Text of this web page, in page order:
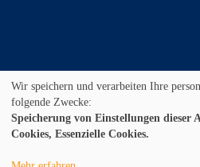
Wir speichern und verarbeiten Ihre
folgende Zwecke:
Speicherung von Einstellungen dieser
Cookies, Essenzielle Cookies.